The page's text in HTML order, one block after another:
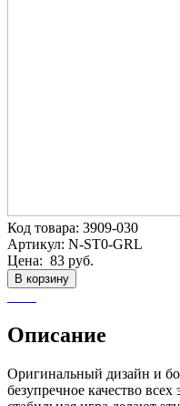
Код товара: 3909-030
Артикул: N-ST0-GRL
Цена: 83 руб.
В корзину
Описание
Оригинальный дизайн и
безупречное качество